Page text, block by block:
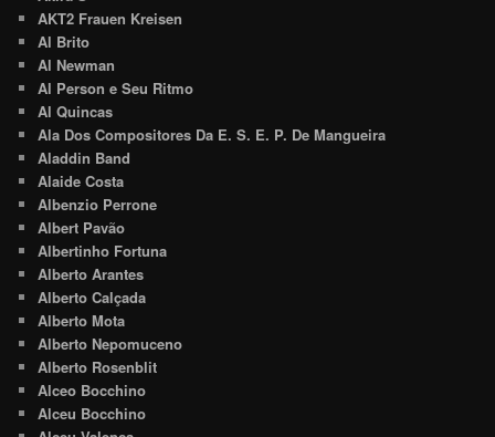
AKT2 Frauen Kreisen
Al Brito
Al Newman
Al Person e Seu Ritmo
Al Quincas
Ala Dos Compositores Da E. S. E. P. De Mangueira
Aladdin Band
Alaide Costa
Albenzio Perrone
Albert Pavão
Albertinho Fortuna
Alberto Arantes
Alberto Calçada
Alberto Mota
Alberto Nepomuceno
Alberto Rosenblit
Alceo Bocchino
Alceu Bocchino